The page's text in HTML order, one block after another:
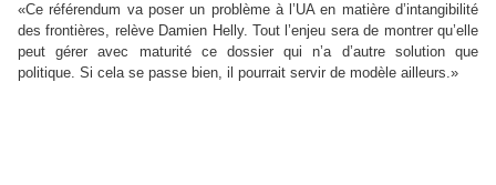
«Ce référendum va poser un problème à l’UA en matière d’intangibilité
des frontières, relève Damien Helly. Tout l’enjeu sera de montrer qu’elle
peut gérer avec maturité ce dossier qui n’a d’autre solution que
politique. Si cela se passe bien, il pourrait servir de modèle ailleurs.»